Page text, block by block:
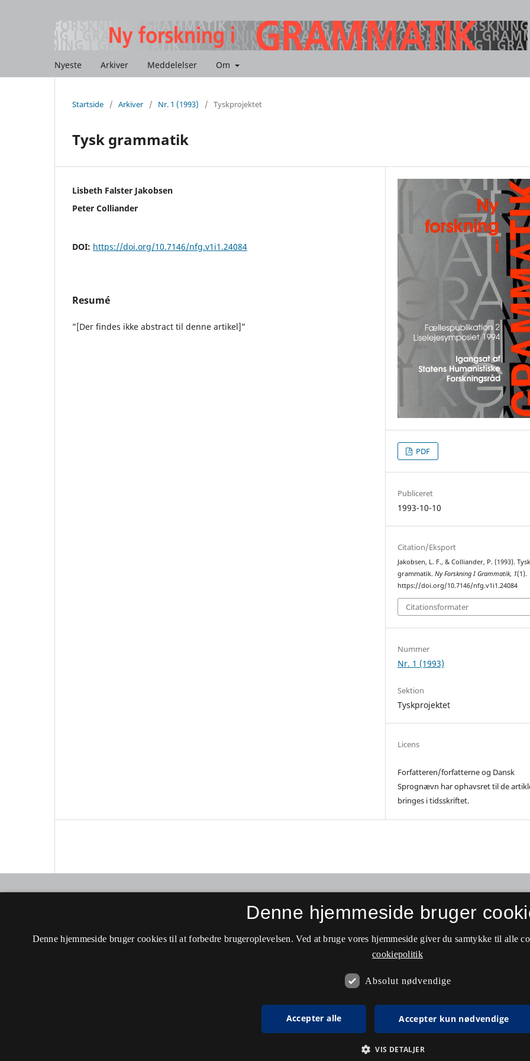
Nyeste Arkiver Meddelelser Om
Startside / Arkiver / Nr. 1 (1993) / Tyskprojektet
Tysk grammatik
Lisbeth Falster Jakobsen
Peter Colliander
DOI: https://doi.org/10.7146/nfg.v1i1.24084
Resumé
”[Der findes ikke abstract til denne artikel]”
PDF
Publiceret
1993-10-10
Citation/Eksport
Jakobsen, L. F., & Colliander, P. (1993). Tysk
grammatik.Ny Forskning I Grammatik, 1(1).
https://doi.org/10.7146/nfg.v1i1.24084
Citationsformater
Nummer
Nr. 1 (1993)
Sektion
Tyskprojektet
Licens
Forfatteren/forfatterne og Dansk
Sprognævn har ophavsret til de
bringes i tidsskriftet.
ISSN 2446-1709 (Online)
Denne hjemmeside bruger
Denne hjemmeside bruger cookies til at forbedre brugeroplevelsen. Ved at bruge vores hjemmeside giver du samtykke til alle
cookiepolitik
Absolut nødvendige
Accepter alle Accepter kun nødvendige
VIS DETALJER